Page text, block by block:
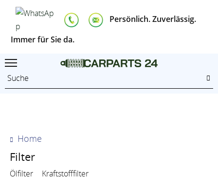
Persönlich. Zuverlässig.
Immer für Sie da.
Home
Filter
Ölfilter Kraftstofffilter